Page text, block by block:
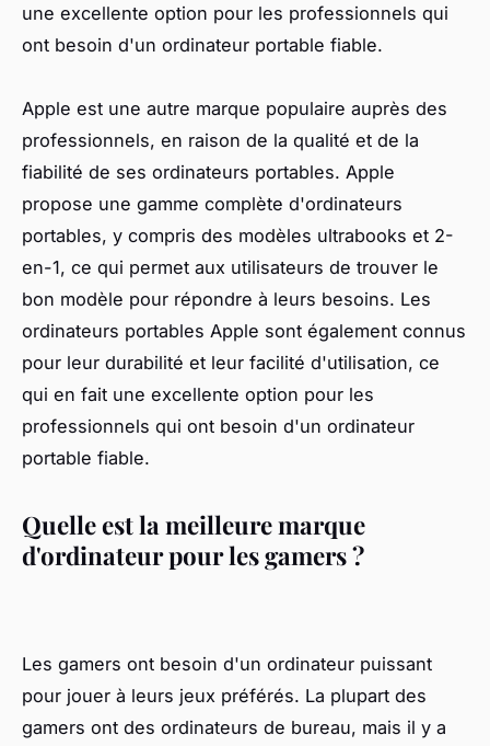
une excellente option pour les professionnels qui
ont besoin d'un ordinateur portable fiable.
Apple est une autre marque populaire auprès des
professionnels, en raison de la qualité et de la
fiabilité de ses ordinateurs portables. Apple
propose une gamme complète d'ordinateurs
portables, y compris des modèles ultrabooks et 2-
en-1, ce qui permet aux utilisateurs de trouver le
bon modèle pour répondre à leurs besoins. Les
ordinateurs portables Apple sont également connus
pour leur durabilité et leur facilité d'utilisation, ce
qui en fait une excellente option pour les
professionnels qui ont besoin d'un ordinateur
portable fiable.
Quelle est la meilleure marque
d'ordinateur pour les gamers ?
Les gamers ont besoin d'un ordinateur puissant
pour jouer à leurs jeux préférés. La plupart des
gamers ont des ordinateurs de bureau, mais il y a